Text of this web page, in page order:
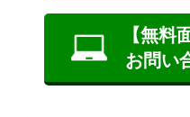
【無料
お問い